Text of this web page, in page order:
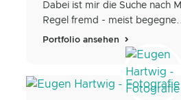
Dabei ist mir die Suche nach
Regel fremd - meist
Portfolio ansehen